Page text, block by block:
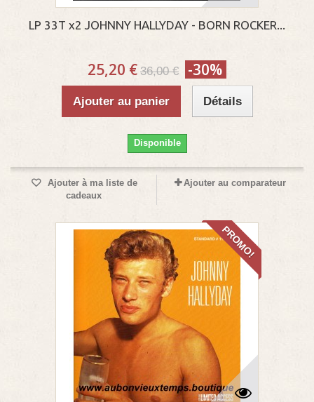
LP 33T x2 JOHNNY HALLYDAY - BORN ROCKER...
25,20 € 36,00 € -30%
Ajouter au panier Détails
Disponible
Ajouter à ma liste de
cadeaux
Ajouter au comparateur
PROMO!